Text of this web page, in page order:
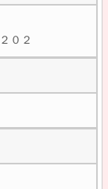
２０２